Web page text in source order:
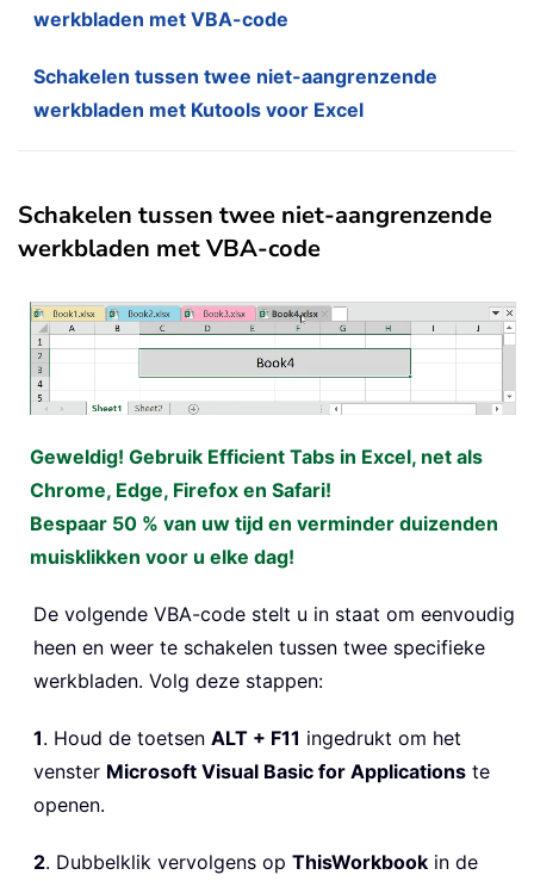
werkbladen met VBA-code
Schakelen tussen twee niet-aangrenzende
werkbladen met Kutools voor Excel
Schakelen tussen twee niet-aangrenzende
werkbladen met VBA-code
Geweldig! Gebruik Efficient Tabs in Excel, net als
Chrome, Edge, Firefox en Safari!
Bespaar 50 % van uw tijd en verminder duizenden
muisklikken voor u elke dag!
De volgende VBA-code stelt u in staat om eenvoudig
heen en weer te schakelen tussen twee specifieke
werkbladen. Volg deze stappen:
1. Houd de toetsen ALT + F11 ingedrukt om het
venster Microsoft Visual Basic for Applications te
openen.
2. Dubbelklik vervolgens op ThisWorkbook in de